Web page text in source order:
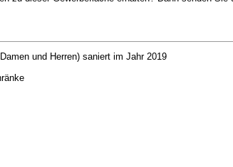
und Herren) saniert im Jahr 2019